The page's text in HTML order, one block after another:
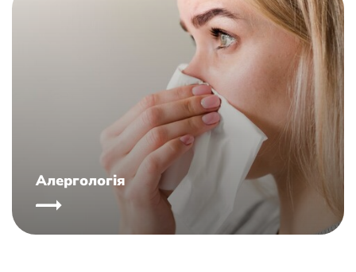
Алергологія